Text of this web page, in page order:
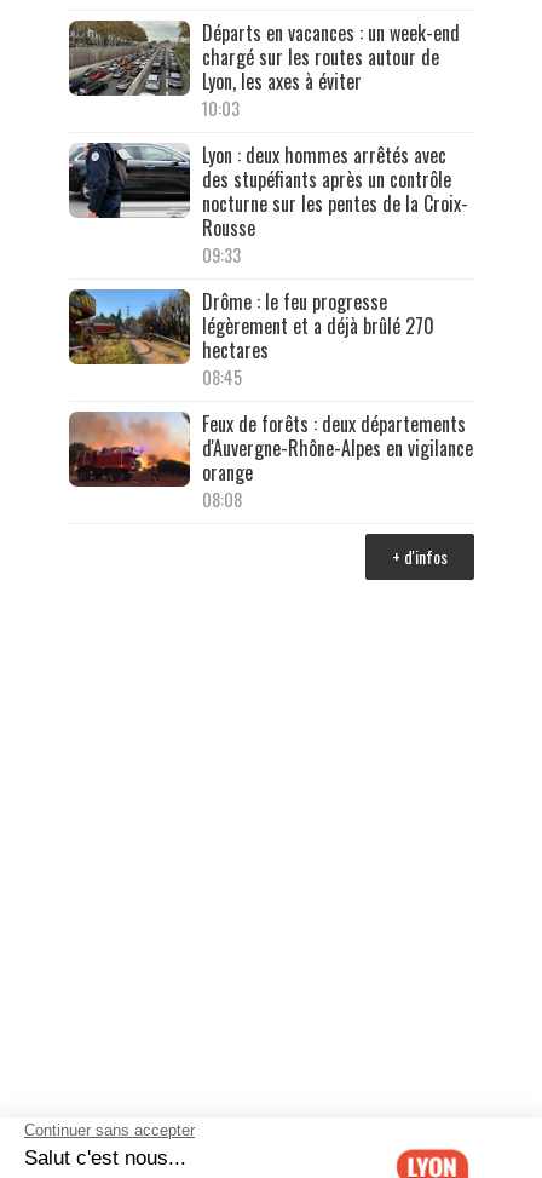
Départs en vacances : un week-end
chargé sur les routes autour de
Lyon, les axes à éviter
10:03
Lyon : deux hommes arrêtés avec
des stupéfiants après un contrôle
nocturne sur les pentes de la Croix-
Rousse
09:33
Drôme : le feu progresse
légèrement et a déjà brûlé 270
hectares
08:45
Feux de forêts : deux départements
d'Auvergne-Rhône-Alpes en vigilance
orange
08:08
+ d'infos